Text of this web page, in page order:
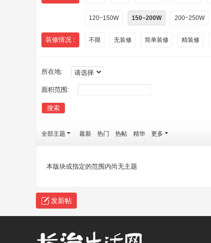
120~150W 150~200W 200~250W
装修情况 : 不限 无装修 简单装修 精装修
所在地:
面积范围:
搜索
全部主题 最新 热门 热帖 精华 更多
本版块或指定的范围内尚无主题
发新帖